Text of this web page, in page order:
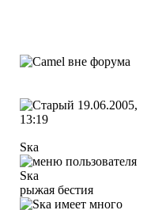
19.06.2005,
13:19
Sка
рыжая бестия